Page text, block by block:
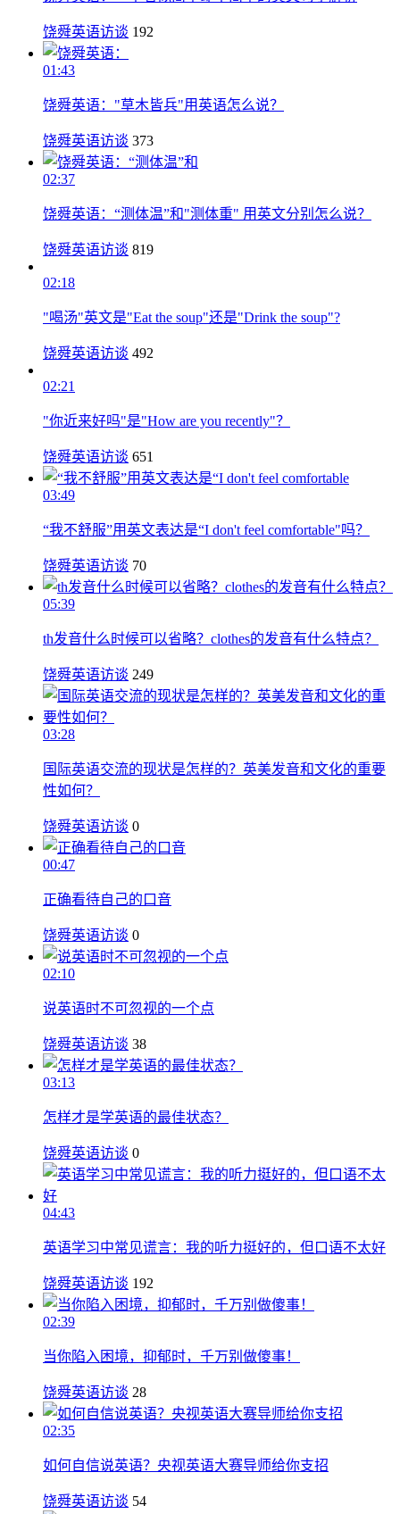
饶舜英语访谈 192
01:43
饶舜英语："草木皆兵"用英语怎么说？
饶舜英语访谈 373
02:37
饶舜英语：“测体温”和"测体重" 用英文分别怎么说？
饶舜英语访谈 819
02:18
"喝汤"英文是"Eat the soup"还是"Drink the soup"?
饶舜英语访谈 492
02:21
"你近来好吗"是"How are you recently"？
饶舜英语访谈 651
03:49
“我不舒服”用英文表达是“I don't feel comfortable"吗？
饶舜英语访谈 70
05:39
th发音什么时候可以省略？clothes的发音有什么特点？
饶舜英语访谈 249
03:28
国际英语交流的现状是怎样的？英美发音和文化的重要
性如何？
饶舜英语访谈 0
00:47
正确看待自己的口音
饶舜英语访谈 0
02:10
说英语时不可忽视的一个点
饶舜英语访谈 38
03:13
怎样才是学英语的最佳状态？
饶舜英语访谈 0
04:43
英语学习中常见谎言：我的听力挺好的，但口语不太好
饶舜英语访谈 192
02:39
当你陷入困境，抑郁时，千万别做傻事！
饶舜英语访谈 28
02:35
如何自信说英语？央视英语大赛导师给你支招
饶舜英语访谈 54